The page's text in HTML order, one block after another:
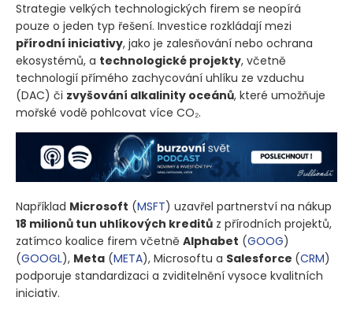
Strategie velkých technologických firem se neopírá
pouze o jeden typ řešení. Investice rozkládají mezi
přírodní iniciativy, jako je zalesňování nebo ochrana
ekosystémů, a technologické projekty, včetně
technologií přímého zachycování uhlíku ze vzduchu
(DAC) či zvyšování alkalinity oceánů, které umožňuje
mořské vodě pohlcovat více CO₂.
Například Microsoft (MSFT) uzavřel partnerství na nákup
18 milionů tun uhlíkových kreditů z přírodních projektů,
zatímco koalice firem včetně Alphabet (GOOG)
(GOOGL), Meta (META), Microsoftu a Salesforce (CRM)
podporuje standardizaci a zviditelnění vysoce kvalitních
iniciativ.